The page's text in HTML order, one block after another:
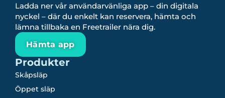
Ladda ner vår användarvänliga app – din digitala
nyckel – där du enkelt kan reservera, hämta och
lämna tillbaka en Freetrailer nära dig.
Hämta app
Produkter
Skåpsläp
Öppet släp